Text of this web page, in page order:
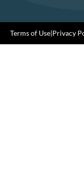
Terms of Use|Privacy